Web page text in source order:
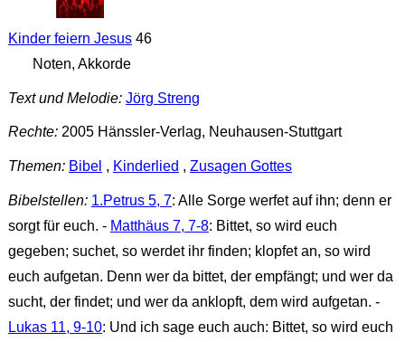
Kinder feiern Jesus46
Noten, Akkorde
Text und Melodie: Jörg Streng
Rechte:2005 Hänssler-Verlag, Neuhausen-Stuttgart
Themen: Bibel , Kinderlied , Zusagen Gottes
Bibelstellen: 1.Petrus 5, 7: Alle Sorge werfet auf ihn; denn er
sorgt für euch. - Matthäus 7, 7-8: Bittet, so wird euch
gegeben; suchet, so werdet ihr finden; klopfet an, so wird
euch aufgetan. Denn wer da bittet, der empfängt; und wer da
sucht, der findet; und wer da anklopft, dem wird aufgetan. -
Lukas 11, 9-10: Und ich sage euch auch: Bittet, so wird euch